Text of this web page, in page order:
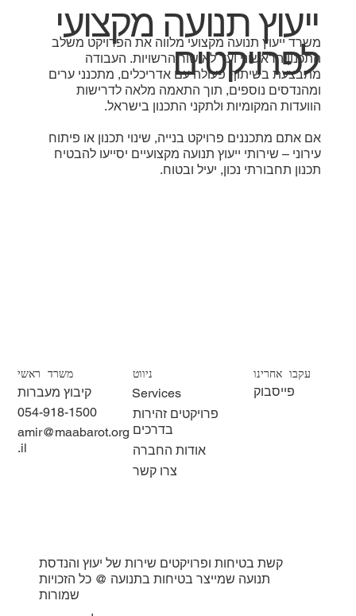
ייעוץ תנועה מקצועי
לפרויקטים
משרד ייעוץ תנועה מקצועי מלווה את הפרויקט משלב
התכנון הראשוני ועד לאישור הרשויות. העבודה
מתבצעת בשיתוף פעולה עם אדריכלים, מתכנני ערים
ומהנדסים נוספים, תוך התאמה מלאה לדרישות
הוועדות המקומיות ולתקני התכנון בישראל.
אם אתם מתכננים פרויקט בנייה, שינוי תכנון או פיתוח
עירוני – שירותי ייעוץ תנועה מקצועיים יסייעו להבטיח
תכנון תחבורתי נכון, יעיל ובטוח.
משרד ראשי
קיבוץ מעברות
054-918-1500
amir@maabarot.org
.il
ניווט
Services
פרויקטים זהירות
בדרכים
אודות החברה
צרו קשר
עקבו אחרינו
פייסבוק
קשת בטיחות ופרויקטים שירות של יעוץ והנדסת
תנועה שמייצר בטיחות בתנועה @ כל הזכויות